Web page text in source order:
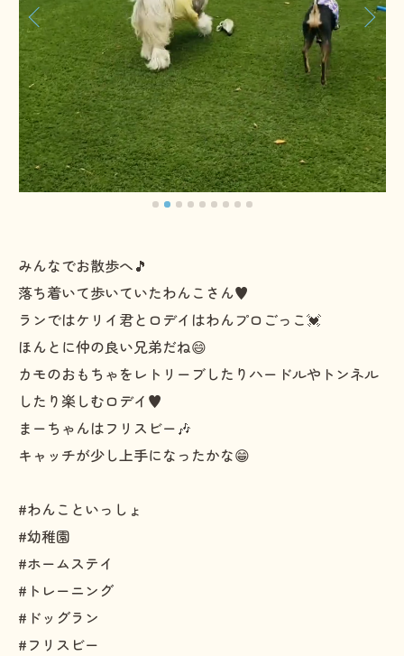
みんなでお散歩へ🎵
落ち着いて歩いていたわんこさん♥️
ランではケリイ君とロデイはわんプロごっこ💓
ほんとに仲の良い兄弟だね😄
カモのおもちゃをレトリーブしたりハードルやトンネル
したり楽しむロデイ♥️
まーちゃんはフリスビー🎶
キャッチが少し上手になったかな😁
#わんこといっしょ
#幼稚園
#ホームステイ
#トレーニング
#ドッグラン
#フリスビー